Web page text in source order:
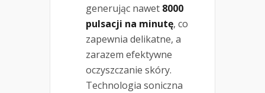
generując nawet 8000
pulsacji na minutę, co
zapewnia delikatne, a
zarazem efektywne
oczyszczanie skóry.
Technologia soniczna